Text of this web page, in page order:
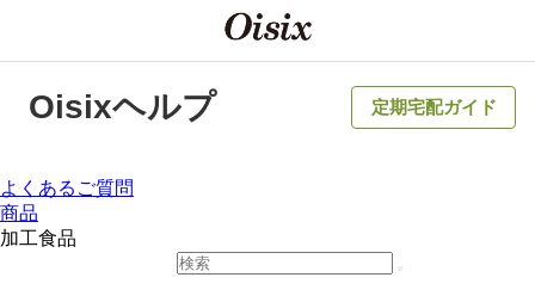
Oisixヘルプ 定期宅配ガイド
よくあるご質問
商品
加工食品